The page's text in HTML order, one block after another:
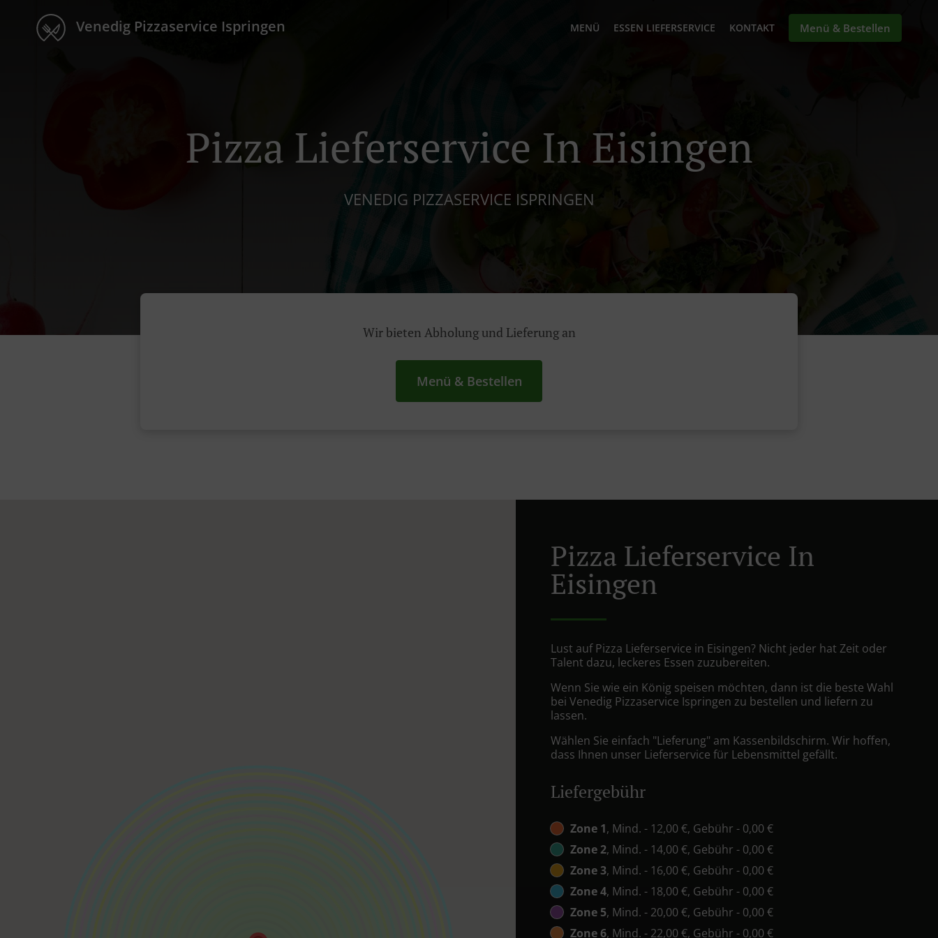
Venedig Pizzaservice Ispringen MENÜ ESSEN LIEFERSERVICE KONTAKT Menü & Bestellen
Pizza Lieferservice In Eisingen
VENEDIG PIZZASERVICE ISPRINGEN
Wir bieten Abholung und Lieferung an
Menü & Bestellen
Pizza Lieferservice In
Eisingen
Lust auf Pizza Lieferservice in Eisingen? Nicht jeder hat Zeit oder
Talent dazu, leckeres Essen zuzubereiten.
Wenn Sie wie ein König speisen möchten, dann ist die beste Wahl
bei Venedig Pizzaservice Ispringen zu bestellen und liefern zu
lassen.
Wählen Sie einfach "Lieferung" am Kassenbildschirm. Wir hoffen,
dass Ihnen unser Lieferservice für Lebensmittel gefällt.
Liefergebühr
Zone 1, Mind. - 12,00 €, Gebühr - 0,00 €
Zone 2, Mind. - 14,00 €, Gebühr - 0,00 €
Zone 3, Mind. - 16,00 €, Gebühr - 0,00 €
Zone 4, Mind. - 18,00 €, Gebühr - 0,00 €
Zone 5, Mind. - 20,00 €, Gebühr - 0,00 €
Zone 6, Mind. - 22,00 €, Gebühr - 0,00 €